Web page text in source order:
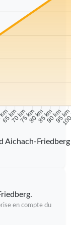
65 km70 km75 km80 km85 km90 km95 km
Aichach-Friedberg
en compte du